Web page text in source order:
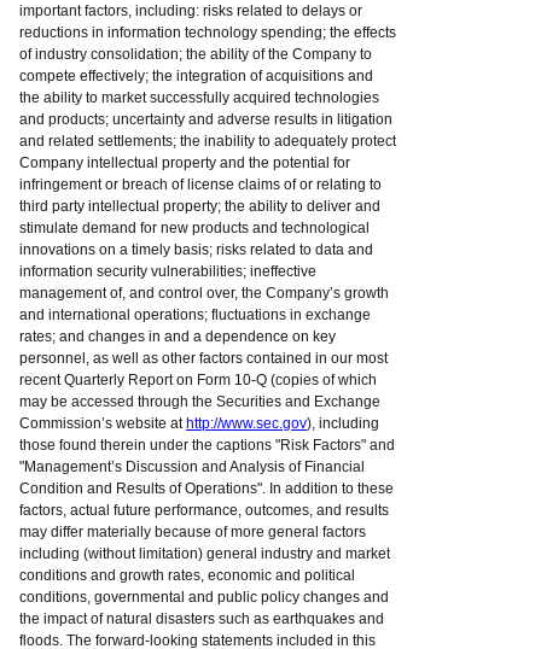
important factors, including: risks related to delays or
reductions in information technology spending; the effects
of industry consolidation; the ability of the Company to
compete effectively; the integration of acquisitions and
the ability to market successfully acquired technologies
and products; uncertainty and adverse results in litigation
and related settlements; the inability to adequately protect
Company intellectual property and the potential for
infringement or breach of license claims of or relating to
third party intellectual property; the ability to deliver and
stimulate demand for new products and technological
innovations on a timely basis; risks related to data and
information security vulnerabilities; ineffective
management of, and control over, the Company’s growth
and international operations; fluctuations in exchange
rates; and changes in and a dependence on key
personnel, as well as other factors contained in our most
recent Quarterly Report on Form 10-Q (copies of which
may be accessed through the Securities and Exchange
Commission’s website at http://www.sec.gov), including
those found therein under the captions "Risk Factors" and
"Management’s Discussion and Analysis of Financial
Condition and Results of Operations". In addition to these
factors, actual future performance, outcomes, and results
may differ materially because of more general factors
including (without limitation) general industry and market
conditions and growth rates, economic and political
conditions, governmental and public policy changes and
the impact of natural disasters such as earthquakes and
floods. The forward-looking statements included in this